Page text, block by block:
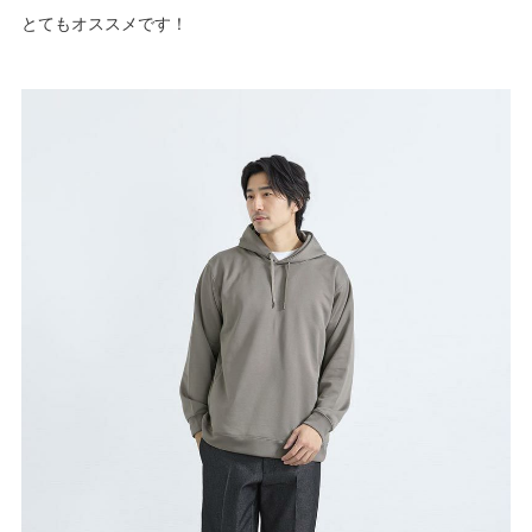
とてもオススメです！